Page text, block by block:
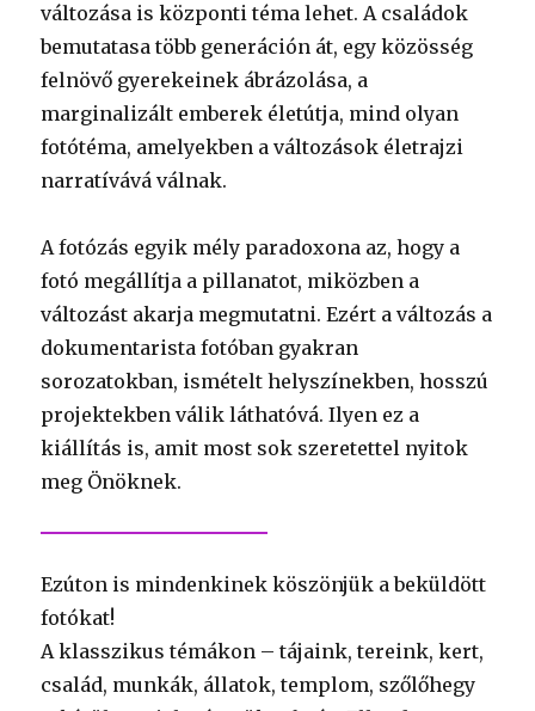
változása is központi téma lehet. A családok
bemutatasa több generáción át, egy közösség
felnövő gyerekeinek ábrázolása, a
marginalizált emberek életútja, mind olyan
fotótéma, amelyekben a változások életrajzi
narratívává válnak.
A fotózás egyik mély paradoxona az, hogy a
fotó megállítja a pillanatot, miközben a
változást akarja megmutatni. Ezért a változás a
dokumentarista fotóban gyakran
sorozatokban, ismételt helyszínekben, hosszú
projektekben válik láthatóvá. Ilyen ez a
kiállítás is, amit most sok szeretettel nyitok
meg Önöknek.
Ezúton is mindenkinek köszönjük a beküldött
fotókat!
A klasszikus témákon – tájaink, tereink, kert,
család, munkák, állatok, templom, szőlőhegy